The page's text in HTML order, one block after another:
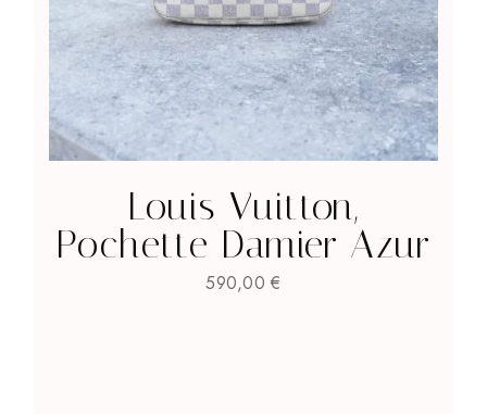
Louis Vuitton,
Pochette Damier Azur
590,00€